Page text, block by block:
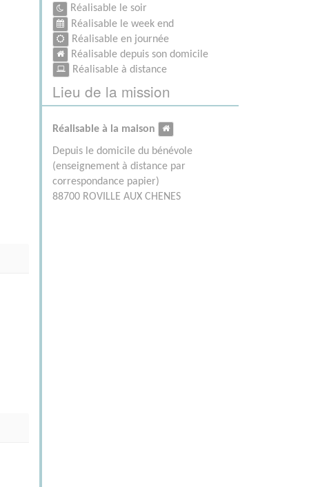
Réalisable le soir
Réalisable le week end
Réalisable en journée
Réalisable depuis son domicile
Réalisable à distance
Lieu de la mission
Réalisable à la maison
Depuis le domicile du bénévole
(enseignement à distance par
correspondance papier)
88700 ROVILLE AUX CHENES